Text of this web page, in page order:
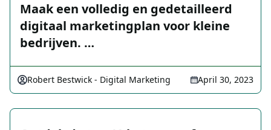
Maak een volledig en gedetailleerd
digitaal marketingplan voor kleine
bedrijven. …
Robert Bestwick - Digital Marketing April 30, 2023